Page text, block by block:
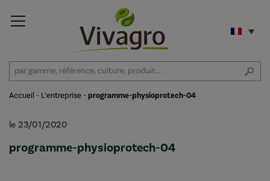
Accueil - L’entreprise -programme-physioprotech-04
le 23/01/2020
programme-physioprotech-04